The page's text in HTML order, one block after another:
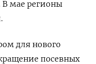
мае регионы
для нового
посевных